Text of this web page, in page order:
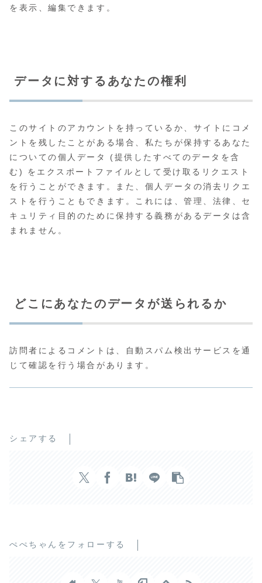
を表示、編集できます。
データに対するあなたの権利
このサイトのアカウントを持っているか、サイトにコメ
ントを残したことがある場合、私たちが保持するあなた
についての個人データ (提供したすべてのデータを含
む) をエクスポートファイルとして受け取るリクエスト
を行うことができます。また、個人データの消去リクエ
ストを行うこともできます。これには、管理、法律、セ
キュリティ目的のために保持する義務があるデータは含
まれません。
どこにあなたのデータが送られるか
訪問者によるコメントは、自動スパム検出サービスを通
じて確認を行う場合があります。
シェアする
ぺぺちゃんをフォローする